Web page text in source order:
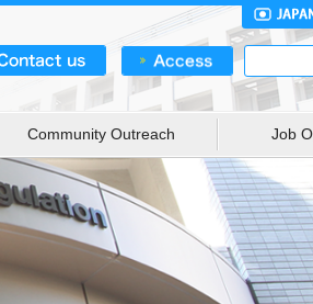
Community Outreach Job